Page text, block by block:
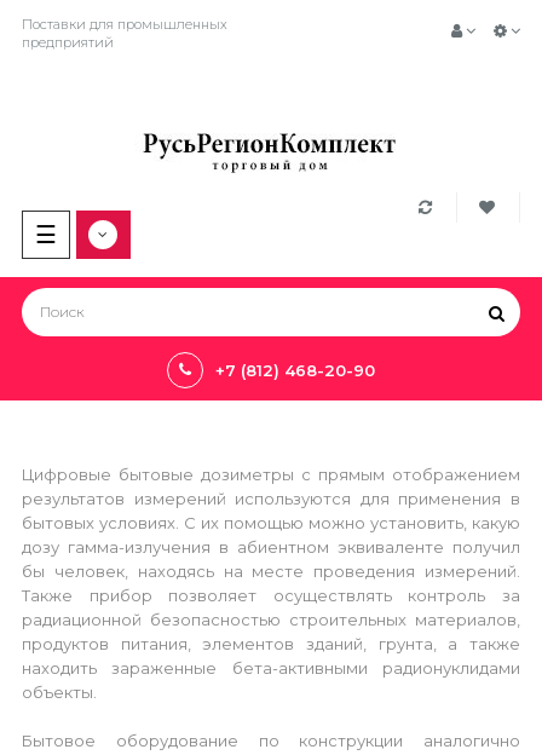
Поставки для промышленных
предприятий
Toggle
navigation
☰
+7 (812) 468-20-90
Цифровые бытовые дозиметры с прямым отображением
результатов измерений используются для применения в
бытовых условиях. С их помощью можно установить, какую
дозу гамма-излучения в абиентном эквиваленте получил
бы человек, находясь на месте проведения измерений.
Также прибор позволяет осуществлять контроль за
радиационной безопасностью строительных материалов,
продуктов питания, элементов зданий, грунта, а также
находить зараженные бета-активными радионуклидами
объекты.
Бытовое оборудование по конструкции аналогично